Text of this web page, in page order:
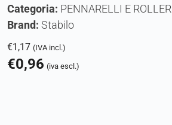
Categoria: PENNARELLI E ROLLER
Brand: Stabilo
€1,17 (IVA incl.)
€0,96 (iva escl.)